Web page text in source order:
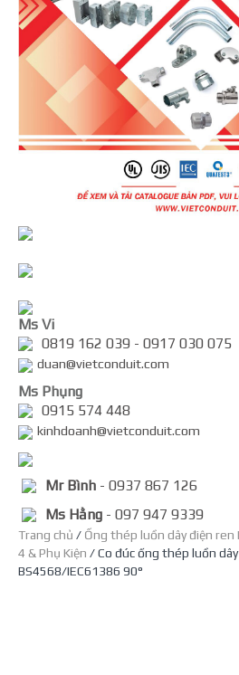
Trang chủ / Ống thép luồn dây điện ren
4 & Phụ Kiện / Co đúc ống thép luồn
BS4568/IEC61386 90°
Ms Vi
0819 162 039 - 0917 030 075
duan@vietconduit.com
Ms Phụng
0915 574 448
kinhdoanh@vietconduit.com
Mr Bình - 0937 867 126
Ms Hằng - 097 947 9339